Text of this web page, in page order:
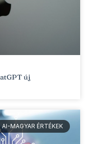
új
AI-MAGYAR ÉRTÉKEK